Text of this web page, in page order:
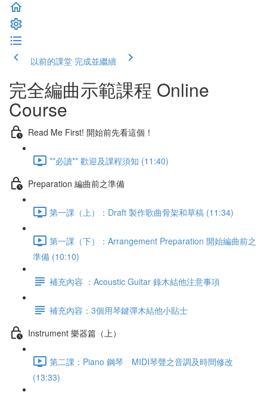
以前的課堂 完成並繼續
完全編曲示範課程 Online
Course
Read Me First! 開始前先看這個！
**必讀** 歡迎及課程須知 (11:40)
Preparation 編曲前之準備
第一課（上）：Draft 製作歌曲骨架和草稿 (11:34)
第一課（下）：Arrangement Preparation 開始編曲前之
準備 (10:10)
補充內容 ：Acoustic Guitar 錄木結他注意事項
補充內容：3個用琴鍵彈木結他小貼士
Instrument 樂器篇（上）
第二課：Piano 鋼琴 MIDI琴聲之音調及時間修改
(13:33)